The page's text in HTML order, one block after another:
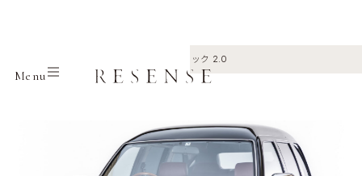
Menu
クラシック 2.0